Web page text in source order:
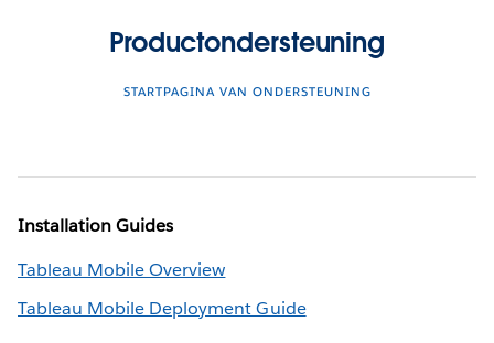
Productondersteuning
STARTPAGINA VAN ONDERSTEUNING
Installation Guides
Tableau Mobile Overview
Tableau Mobile Deployment Guide